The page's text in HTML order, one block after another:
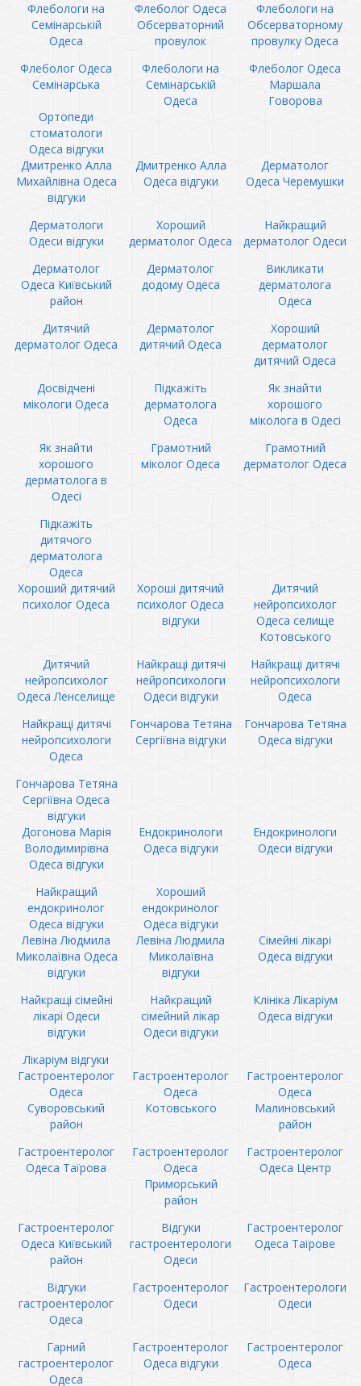
Флебологи на
Семінарській
Одеса
Флеболог Одеса
Обсерваторний
провулок
Флебологи на
Обсерваторному
провулку Одеса
Флеболог Одеса
Семінарська
Флебологи на
Семінарській
Одеса
Флеболог Одеса
Маршала
Говорова
Ортопеди
стоматологи
Одеса відгуки
Дмитренко Алла
Михайлівна Одеса
відгуки
Дмитренко Алла
Одеса відгуки
Дерматолог
Одеса Черемушки
Дерматологи
Одеси відгуки
Хороший
дерматолог Одеса
Найкращий
дерматолог Одеси
Дерматолог
Одеса Київський
район
Дерматолог
додому Одеса
Викликати
дерматолога
Одеса
Дитячий
дерматолог Одеса
Дерматолог
дитячий Одеса
Хороший
дерматолог
дитячий Одеса
Досвідчені
мікологи Одеса
Підкажіть
дерматолога
Одеса
Як знайти
хорошого
міколога в Одесі
Як знайти
хорошого
дерматолога в
Одесі
Грамотний
міколог Одеса
Грамотний
дерматолог Одеса
Підкажіть
дитячого
дерматолога
Одеса
Хороший дитячий
психолог Одеса
Хороші дитячий
психолог Одеса
відгуки
Дитячий
нейропсихолог
Одеса селище
Котовського
Дитячий
нейропсихолог
Одеса Ленселище
Найкращі дитячі
нейропсихологи
Одеси відгуки
Найкращі дитячі
нейропсихологи
Одеса
Найкращі дитячі
нейропсихологи
Одеса
Гончарова Тетяна
Сергіївна відгуки
Гончарова Тетяна
Одеса відгуки
Гончарова Тетяна
Сергіївна Одеса
відгуки
Догонова Марія
Володимирівна
Одеса відгуки
Ендокринологи
Одеса відгуки
Ендокринологи
Одеси відгуки
Найкращий
ендокринолог
Одеса відгуки
Хороший
ендокринолог
Одеса відгуки
Левіна Людмила
Миколаївна Одеса
відгуки
Левіна Людмила
Миколаївна
відгуки
Сімейні лікарі
Одеса відгуки
Найкращі сімейні
лікарі Одеси
відгуки
Найкращий
сімейний лікар
Одеси відгуки
Клініка Лікаріум
Одеса відгуки
Лікаріум відгуки
Гастроентеролог
Одеса
Суворовський
район
Гастроентеролог
Одеса
Котовського
Гастроентеролог
Одеса
Малиновський
район
Гастроентеролог
Одеса Таїрова
Гастроентеролог
Одеса
Приморський
район
Гастроентеролог
Одеса Центр
Гастроентеролог
Одеса Київський
район
Відгуки
гастроентерологи
Одеси
Гастроентеролог
Одеса Таїрове
Відгуки
гастроентеролог
Одеса
Гастроентеролог
Одеси
Гастроентерологи
Одеси
Гарний
гастроентеролог
Одеса
Гастроентеролог
Одеса відгуки
Гастроентеролог
Одеса